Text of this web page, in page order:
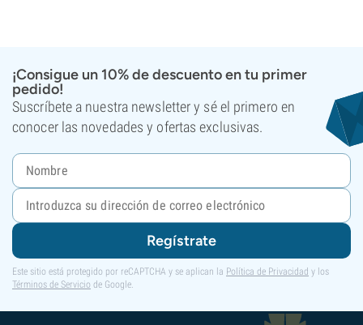
¡Consigue un 10% de descuento en tu primer
pedido!
Suscríbete a nuestra newsletter y sé el primero en
conocer las novedades y ofertas exclusivas.
Regístrate
Este sitio está protegido por reCAPTCHA y se aplican la Política de Privacidad y los
Términos de Servicio de Google.